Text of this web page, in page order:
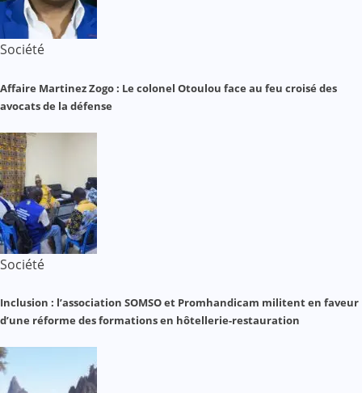
Société
Affaire Martinez Zogo : Le colonel Otoulou face au feu croisé des
avocats de la défense
Société
Inclusion : l’association SOMSO et Promhandicam militent en faveur
d’une réforme des formations en hôtellerie-restauration